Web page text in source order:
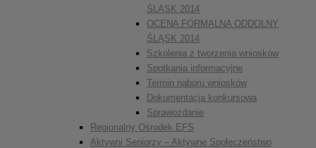
ŚLĄSK 2014
OCENA FORMALNA ODDOLNY
ŚLĄSK 2014
Szkolenia z tworzenia wniosków
Spotkania informacyjne
Termin naboru wniosków
Dokumentacja konkursowa
Sprawozdanie
Regionalny Ośrodek EFS
Aktywni Seniorzy – Aktywne Społeczeństwo